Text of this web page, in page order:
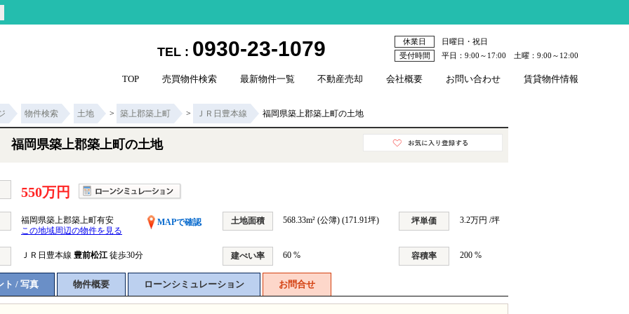
TEL : 0930-23-1079 休業日
日曜日・祝日
受付時間
平日：9:00～17:00 土曜：9:00～12:00
TOP 売買物件検索 最新物件一覧 不動産売却 会社概要 お問い合わせ 賃貸物件情報
物件検索 土地 > 築上郡築上町 > ＪＲ日豊本線 福岡県築上郡築上町の土地
福岡県築上郡築上町の土地
550万円
福岡県築上郡築上町有安
MAPで確認
この地域周辺の物件を見る
土地面積 568.33m² (公簿) (171.91坪) 坪単価 3.2万円 /坪
ＪＲ日豊本線 豊前松江 徒歩30分 建ぺい率 60 % 容積率 200 %
ト / 写真 物件概要 ローンシミュレーション お問合せ